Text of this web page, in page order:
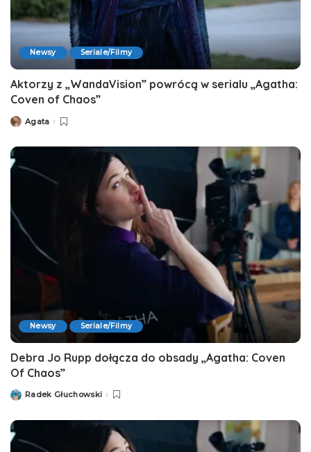
Newsy Seriale/Filmy
Aktorzy z „WandaVision” powrócą w serialu „Agatha:
Coven of Chaos”
Posted
Agata
Newsy Seriale/Filmy
Debra Jo Rupp dołącza do obsady „Agatha: Coven
Of Chaos”
PostedRadek Głuchowski